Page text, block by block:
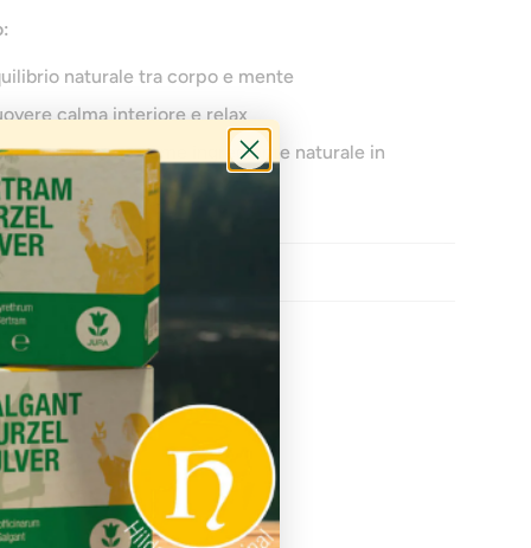
naturale tra corpo e mente
calma interiore e relax
per tisane o come ingrediente naturale in